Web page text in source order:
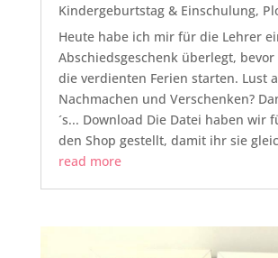
Kindergeburtstag & Einschulung,
Heute habe ich mir für die Lehrer
Abschiedsgeschenk überlegt,
die verdienten Ferien starten. Lust
Nachmachen und Verschenken?
´s... Download Die Datei haben wir
den Shop gestellt, damit ihr sie
read more